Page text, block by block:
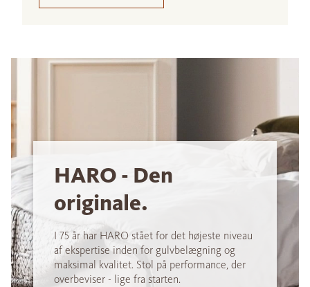
HARO - Den
originale.
I 75 år har HARO stået for det højeste niveau
af ekspertise inden for gulvbelægning og
maksimal kvalitet. Stol på performance, der
overbeviser - lige fra starten.